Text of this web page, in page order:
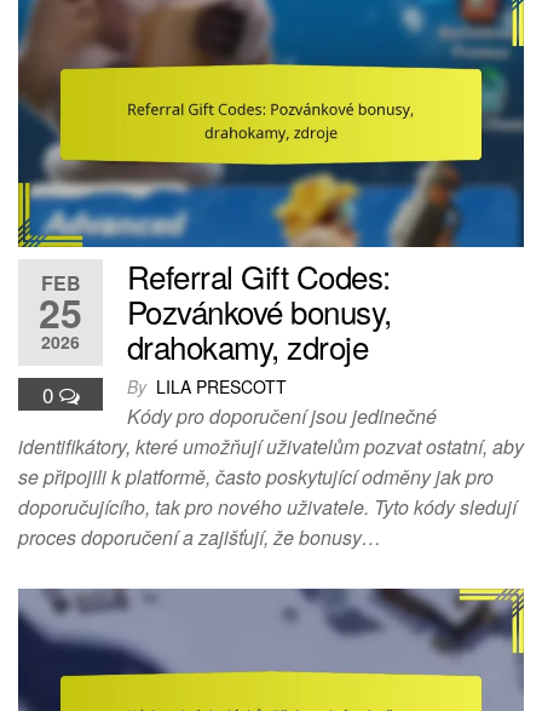
FEB
25
2026
0
Referral Gift Codes:
Pozvánkové bonusy,
drahokamy, zdroje
By LILA PRESCOTT
Kódy pro doporučení jsou jedinečné
identifikátory, které umožňují uživatelům pozvat ostatní, aby
se připojili k platformě, často poskytující odměny jak pro
doporučujícího, tak pro nového uživatele. Tyto kódy sledují
proces doporučení a zajišťují, že bonusy…